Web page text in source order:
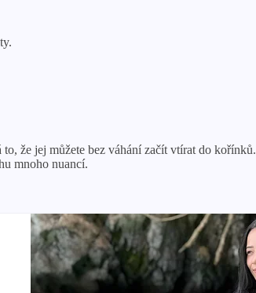
že jej můžete bez váhání začít vtírat do kořínků.
mnoho nuancí.